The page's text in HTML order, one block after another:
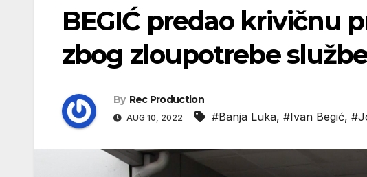
BEGIĆ predao krivičnu
zbog zloupotrebe
By Rec Production
AUG 10, 2022 #Banja Luka, #Ivan Begić,